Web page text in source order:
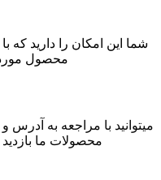
شما این امکان را دارید
محصول
میتوانید با مراجعه به
محصولات ما